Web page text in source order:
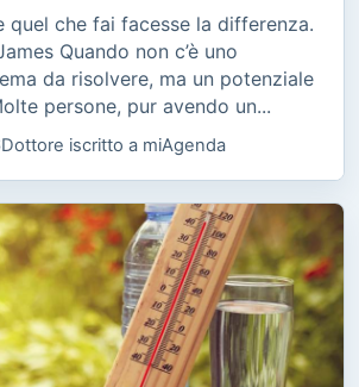
quel che fai facesse la differenza.
Quando non c’è uno
da risolvere, ma un potenziale
persone, pur avendo un...
Dottore iscritto a miAgenda